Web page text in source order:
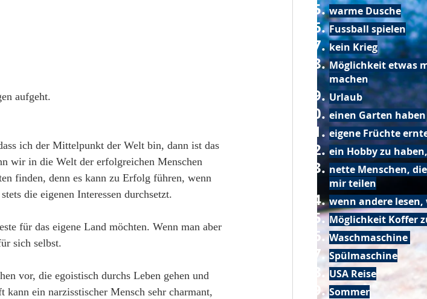
aufgeht.
ich der Mittelpunkt der Welt bin, dann ist das
wir in die Welt der erfolgreichen Menschen
finden, denn es kann zu Erfolg führen, wenn
die eigenen Interessen durchsetzt.
für das eigene Land möchten. Wenn man aber
sich selbst.
vor, die egoistisch durchs Leben gehen und
ein narzisstischer Mensch sehr charmant,
warme Dusche
Fussball spielen
kein Krieg
Möglichkeit etwas
machen
Urlaub
einen Garten haben
eigene Früchte
ein Hobby zu
nette Menschen,
mir teilen
wenn andere lesen,
Möglichkeit Koffer
Waschmaschine
Spülmaschine
USA Reise
Sommer